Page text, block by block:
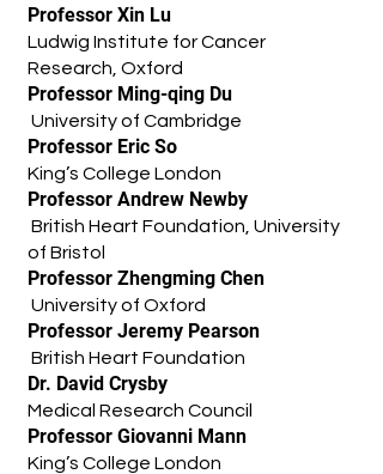
Professor Xin Lu
Ludwig Institute for Cancer
Research, Oxford
Professor Ming-qing Du
University of Cambridge
Professor Eric So
King’s College London
Professor Andrew Newby
British Heart Foundation, University
of Bristol
Professor Zhengming Chen
University of Oxford
Professor Jeremy Pearson
British Heart Foundation
Dr. David Crysby
Medical Research Council
Professor Giovanni Mann
King’s College London